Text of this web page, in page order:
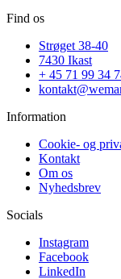
Find os
Strøget 38-40
7430 Ikast
+ 45 71 99 34
Information
Cookie- og
Kontakt
Om os
Nyhedsbrev
Socials
Instagram
Facebook
LinkedIn